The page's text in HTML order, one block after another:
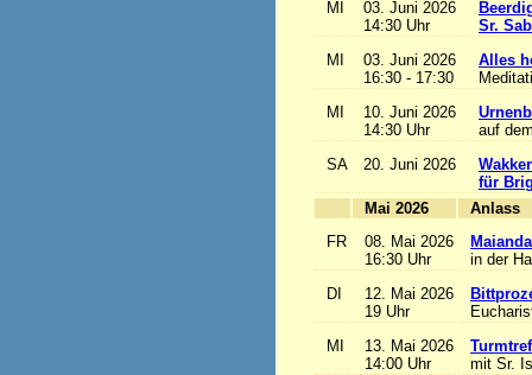
MI
03. Juni 2026
14:30 Uhr
Sr.
MI
03. Juni 2026
16:30 - 17:30
Alles
MI
10. Juni 2026
14:30 Uhr
auf
SA
20. Juni 2026
für
Mai 2026
FR
08. Mai 2026
16:30 Uhr
in der
DI
12. Mai 2026
19 Uhr
MI
13. Mai 2026
14:00 Uhr
mit Sr.